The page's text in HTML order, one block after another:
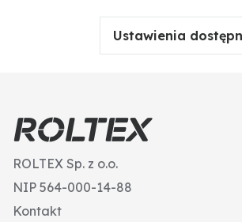
Dodatkowe informacje: Zakres
Ustawienia
ROLTEX Sp. z o.o.
NIP 564-000-14-88
Kontakt